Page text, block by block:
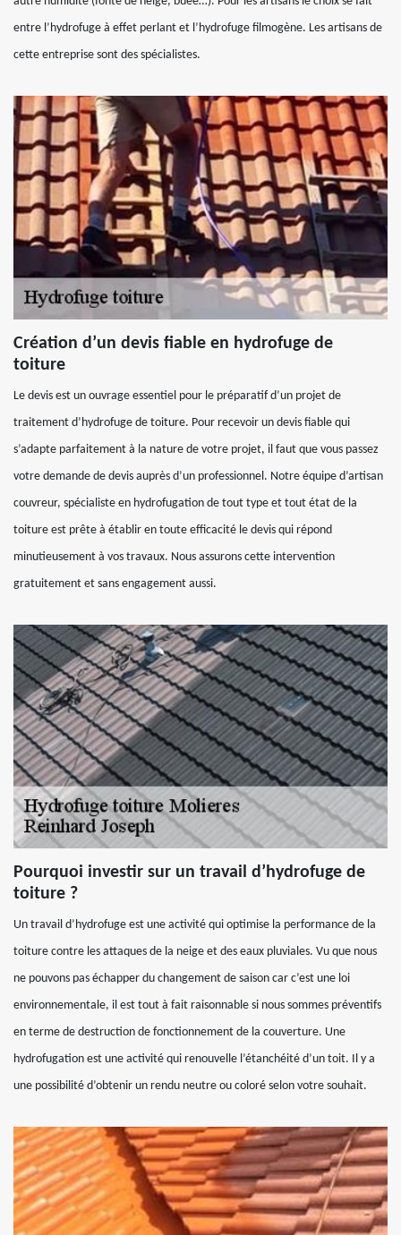
entre l’hydrofuge à effet perlant et l’hydrofuge filmogène. Les artisans de
cette entreprise sont des spécialistes.
Création d’un devis fiable en hydrofuge de
toiture
Le devis est un ouvrage essentiel pour le préparatif d’un projet de
traitement d’hydrofuge de toiture. Pour recevoir un devis fiable qui
s’adapte parfaitement à la nature de votre projet, il faut que vous passez
votre demande de devis auprès d’un professionnel. Notre équipe d’artisan
couvreur, spécialiste en hydrofugation de tout type et tout état de la
toiture est prête à établir en toute efficacité le devis qui répond
minutieusement à vos travaux. Nous assurons cette intervention
gratuitement et sans engagement aussi.
Pourquoi investir sur un travail d’hydrofuge de
toiture ?
Un travail d’hydrofuge est une activité qui optimise la performance de la
toiture contre les attaques de la neige et des eaux pluviales. Vu que nous
ne pouvons pas échapper du changement de saison car c’est une loi
environnementale, il est tout à fait raisonnable si nous sommes préventifs
en terme de destruction de fonctionnement de la couverture. Une
hydrofugation est une activité qui renouvelle l’étanchéité d’un toit. Il y a
une possibilité d’obtenir un rendu neutre ou coloré selon votre souhait.